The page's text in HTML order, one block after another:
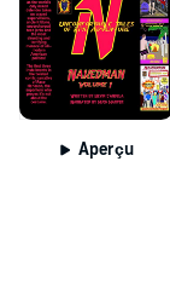
Aperçu